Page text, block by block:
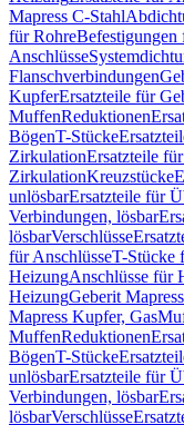
Mapress C-Stahl
für RohreBefestigungen
Anschlüsse
Flanschverbindungen
KupferErsatzteile für
MuffenReduktionen
BögenT-Stücke
ZirkulationErsatzteile
ZirkulationKreuzstücke
unlösbarErsatzteile für
Verbindungen, lösbar
lösbarVerschlüsse
für AnschlüsseT-Stücke
HeizungAnschlüsse für
HeizungGeberit
Mapress Kupfer, Gas
MuffenReduktionen
BögenT-Stücke
unlösbarErsatzteile für
Verbindungen, lösbar
lösbarVerschlüsse